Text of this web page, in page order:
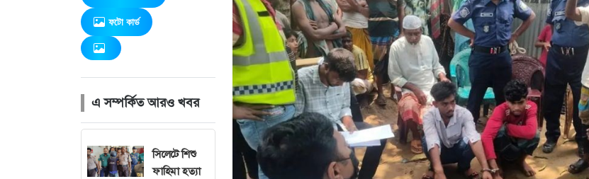
ফটো কার্ড
এ সম্পর্কিত আরও খবর
সিলেটে শিশু
ফাহিমা হত্যা